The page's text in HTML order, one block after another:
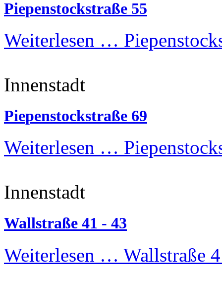
Piepenstockstraße 55
Weiterlesen …
Innenstadt
Piepenstockstraße 69
Weiterlesen …
Innenstadt
Wallstraße 41 - 43
Weiterlesen … Wallstraße